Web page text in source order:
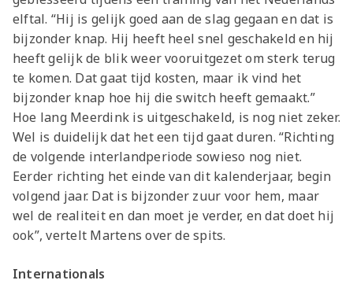
Jong AZ
Seizoenkaart
elftal. “Hij is gelijk goed aan de slag gegaan en dat is
bijzonder knap. Hij heeft heel snel geschakeld en hij
heeft gelijk de blik weer vooruitgezet om sterk terug
te komen. Dat gaat tijd kosten, maar ik vind het
bijzonder knap hoe hij die switch heeft gemaakt.”
Hoe lang Meerdink is uitgeschakeld, is nog niet zeker.
Wel is duidelijk dat het een tijd gaat duren. “Richting
de volgende interlandperiode sowieso nog niet.
Eerder richting het einde van dit kalenderjaar, begin
volgend jaar. Dat is bijzonder zuur voor hem, maar
wel de realiteit en dan moet je verder, en dat doet hij
ook”, vertelt Martens over de spits.
Internationals